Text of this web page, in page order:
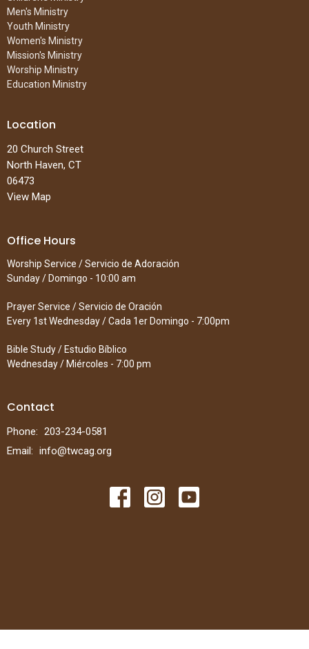
Men's Ministry
Youth Ministry
Women's Ministry
Mission's Ministry
Worship Ministry
Education Ministry
Location
20 Church Street
North Haven, CT
06473
View Map
Office Hours
Worship Service / Servicio de Adoración
Sunday / Domingo - 10:00 am
Prayer Service / Servicio de Oración
Every 1st Wednesday / Cada 1er Domingo - 7:00pm
Bible Study / Estudio Bíblico
Wednesday / Miércoles - 7:00 pm
Contact
Phone: 203-234-0581
Email: info@twcag.org